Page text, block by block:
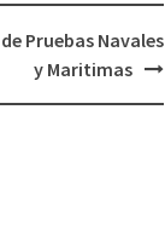
el
volumen.
Pruebas Navales
y Maritimas